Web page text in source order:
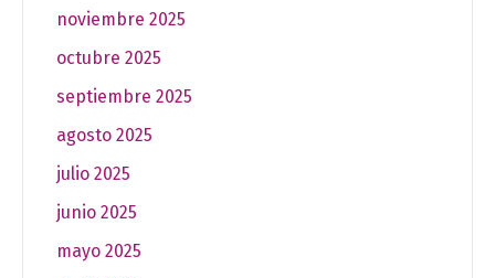
noviembre 2025
octubre 2025
septiembre 2025
agosto 2025
julio 2025
junio 2025
mayo 2025